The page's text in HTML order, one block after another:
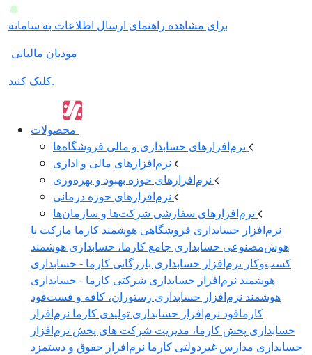
برای مشاهده راهنمای ارسال اطلاعات به سامانه
مودیان مالیاتی
کلیک کنید.
نرم‌افزار حسابداری فروشگاهی هوشمند کارما مارکت با
هوش‌مصنوعی حسابداری جامع کارما، حسابداری هوشمند
کسب‌وکار نرم‌افزار حسابداری بازرگانی کارما - حسابداری
هوشمند نرم‌افزار حسابداری شرکتی کارما - حسابداری
هوشمند نرم‌افزار حسابداری رستوران، کافه و فست‌فود
کارمافود نرم‌افزار حسابداری تولیدی کارما نرم‌افزار
حسابداری پخش کارما، مدیریت شرکت های پخش نرم‌افزار
حسابداری مدارس غیردولتی کارما نرم‌افزار حقوق و دستمزد